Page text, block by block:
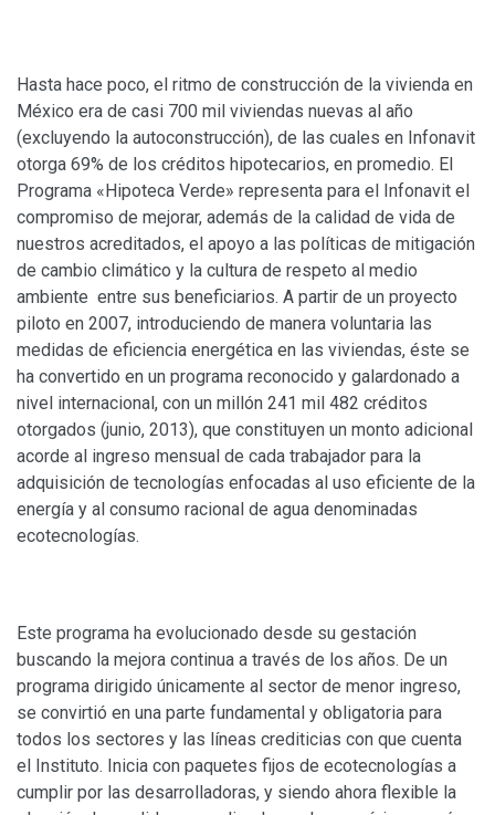
Hasta hace poco, el ritmo de construcción de la vivienda en
México era de casi 700 mil viviendas nuevas al año
(excluyendo la autoconstrucción), de las cuales en Infonavit
otorga 69% de los créditos hipotecarios, en promedio. El
Programa «Hipoteca Verde» representa para el Infonavit el
compromiso de mejorar, además de la calidad de vida de
nuestros acreditados, el apoyo a las políticas de mitigación
de cambio climático y la cultura de respeto al medio
ambiente entre sus beneficiarios. A partir de un proyecto
piloto en 2007, introduciendo de manera voluntaria las
medidas de eficiencia energética en las viviendas, éste se
ha convertido en un programa reconocido y galardonado a
nivel internacional, con un millón 241 mil 482 créditos
otorgados (junio, 2013), que constituyen un monto adicional
acorde al ingreso mensual de cada trabajador para la
adquisición de tecnologías enfocadas al uso eficiente de la
energía y al consumo racional de agua denominadas
ecotecnologías.
Este programa ha evolucionado desde su gestación
buscando la mejora continua a través de los años. De un
programa dirigido únicamente al sector de menor ingreso,
se convirtió en una parte fundamental y obligatoria para
todos los sectores y las líneas crediticias con que cuenta
el Instituto. Inicia con paquetes fijos de ecotecnologías a
cumplir por las desarrolladoras, y siendo ahora flexible la